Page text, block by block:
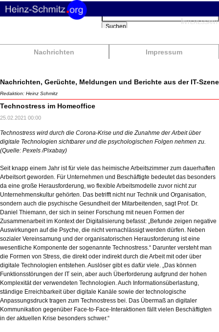
Nachrichten Impressum
Suchbegriffe
Suchen
Nachrichten, Gerüchte, Meldungen und Berichte aus der IT-Szene
Redaktion: Heinz Schmitz
Technostress im Homeoffice
25.02.2021 00:00
Technostress wird durch die Corona-Krise und die Zunahme der Arbeit über
digitale Technologien sichtbarer und die psychologischen Folgen nehmen zu.
(Quelle: Pexels /Pixabay)
Seit knapp einem Jahr ist für viele das heimische Arbeitszimmer zum dauerhaften
Arbeitsort geworden. Für Unternehmen und Beschäftigte bedeutet das besonders
da eine große Herausforderung, wo flexible Arbeitsmodelle zuvor nicht zur
Unternehmenskultur gehörten. Das betrifft nicht nur Technik und Organisation,
sondern auch die psychische Gesundheit der Mitarbeitenden, sagt Prof. Dr.
Daniel Thiemann, der sich in seiner Forschung mit neuen Formen der
Zusammenarbeit im Kontext der Digitalisierung befasst: „Befunde zeigen negative
Auswirkungen auf die Psyche, die nicht vernachlässigt werden dürfen. Neben
sozialer Vereinsamung und der organisatorischen Herausforderung ist eine
wesentliche Komponente der sogenannte Technostress.“ Darunter versteht man
die Formen von Stress, die direkt oder indirekt durch die Arbeit mit oder über
digitale Technologien entstehen. Auslöser gibt es dafür viele. „Das können
Funktionsstörungen der IT sein, aber auch Überforderung aufgrund der hohen
Komplexität der verwendeten Technologien. Auch Informationsüberlastung,
ständige Erreichbarkeit über digitale Kanäle sowie der technologische
Anpassungsdruck tragen zum Technostress bei. Das Übermaß an digitaler
Kommunikation gegenüber Face-to-Face-Interaktionen fällt vielen Beschäftigten
in der aktuellen Krise besonders schwer.“